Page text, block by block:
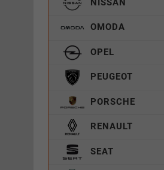
NISSAN
OMODA
OPEL
PEUGEOT
PORSCHE
RENAULT
SEAT